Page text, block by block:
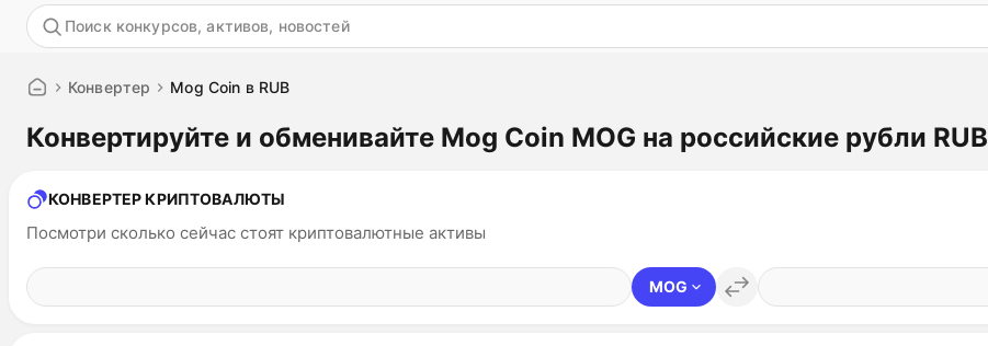
Конвертер Mog Coin в RUB
Конвертируйте и обменивайте Mog Coin MOG на российские рубли RUB
КОНВЕРТЕР КРИПТОВАЛЮТЫ
Посмотри сколько сейчас стоят криптовалютные активы
MOG